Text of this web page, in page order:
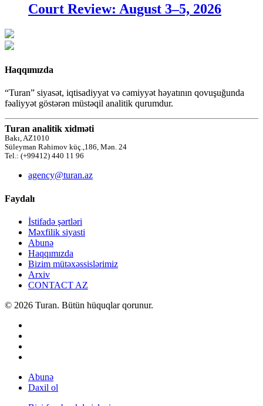
Court Review: August 3–5, 2026
Haqqımızda
“Turan” siyasət, iqtisadiyyat və cəmiyyət həyatının qovuşuğunda
fəaliyyət göstərən müstəqil analitik qurumdur.
Turan analitik xidməti
Bakı, AZ1010
Süleyman Rəhimov küç.,186, Mən. 24
Tel.: (+99412) 440 11 96
agency@turan.az
Faydalı
İstifadə şərtləri
Məxfilik siyasti
Abunə
Haqqımızda
Bizim mütəxəssislərimiz
Arxiv
CONTACT AZ
© 2026 Turan. Bütün hüquqlar qorunur.
Abunə
Daxil ol